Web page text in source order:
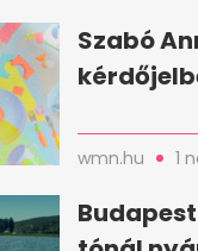
Szabó
wmn.hu 1